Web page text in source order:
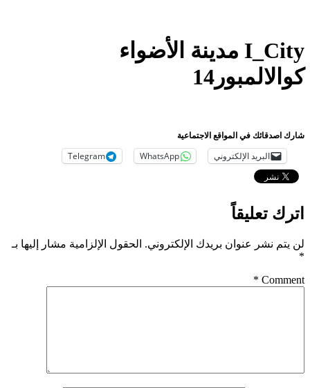
I_City مدينة الأضواء
كوالالمبور14
شارك اصدقائك في المواقع الاجتماعية
البريد الإلكتروني WhatsApp
Telegram
اترك تعليقاً
لن يتم نشر عنوان بريدك الإلكتروني. الحقول الإلزامية مشار إليها بـ
*
Comment
*